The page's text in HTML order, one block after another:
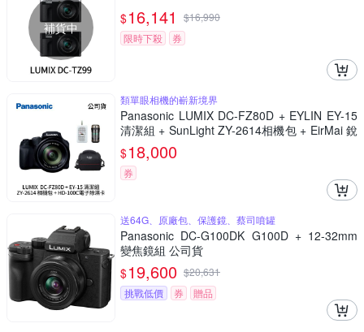
補貨中
$16,141 $16,990
限時下殺
券
類單眼相機的嶄新境界
Panasonic LUMIX DC-FZ80D + EYLIN EY-15
清潔組 + SunLight ZY-2614相機包 + EirMai 銳
瑪 HD-100C電子除濕卡 FZ80D (公司貨)
$18,000
券
送64G、原廠包、保護鏡、蔡司噴罐
Panasonic DC-G100DK G100D + 12-32mm
變焦鏡組 公司貨
$19,600 $20,631
挑戰低價
券 贈品